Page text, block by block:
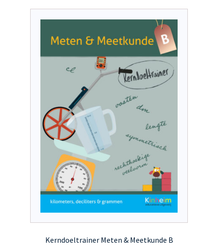
variaties.
Deze
optie
kan
gekozen
worden
op
productpagina
Kerndoeltrainer Meten & Meetkunde B